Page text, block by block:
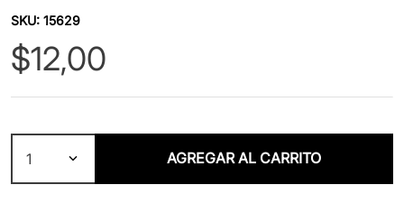
SKU:15629
$12,00
1 AGREGAR AL CARRITO